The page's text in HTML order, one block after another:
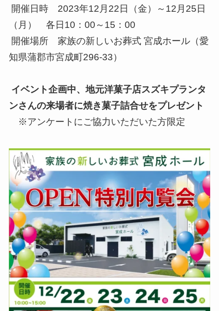
開催日時 2023年12月22日（金）～12月25日
（月） 各日10：00～15：00
開催場所 家族の新しいお葬式 宮成ホール（愛
知県蒲郡市宮成町296-33）
イベント企画中、地元洋菓子店スズキプランタ
ンさんの来場者に焼き菓子詰合せをプレゼント
※アンケートにご協力いただいた方限定